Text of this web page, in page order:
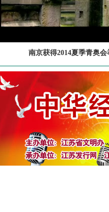
南京获得2014夏季青奥会